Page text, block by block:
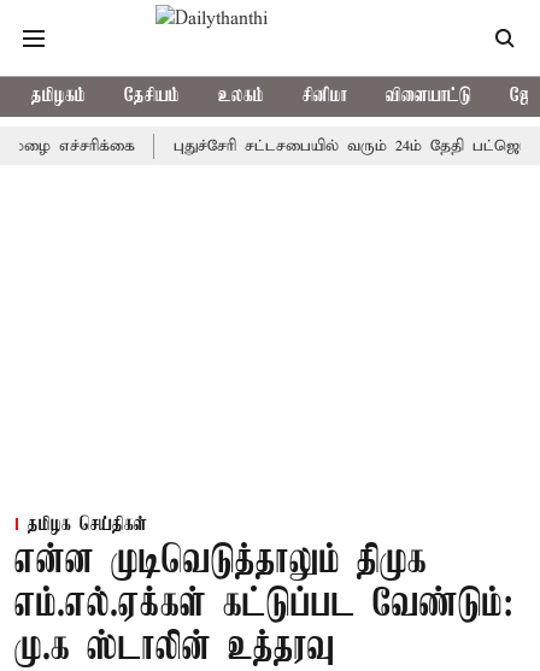
தமிழகம் தேசியம் உலகம் சினிமா விளையாட்டு
எச்சரிக்கை புதுச்சேரி சட்டசபையில் வரும் 24ம் தேதி பட்ஜெட்
தமிழக செய்திகள்
என்ன முடிவெடுத்தாலும் திமுக
எம்.எல்.ஏக்கள் கட்டுப்பட வேண்டும்:
மு.க ஸ்டாலின் உத்தரவு